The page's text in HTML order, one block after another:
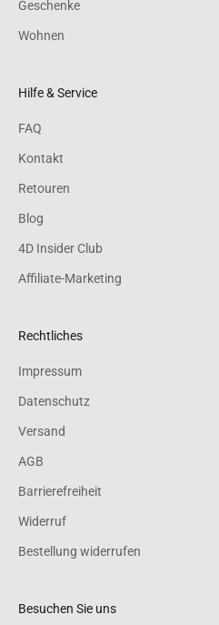
Geschenke
Wohnen
Hilfe & Service
FAQ
Kontakt
Retouren
Blog
4D Insider Club
Affiliate-Marketing
Rechtliches
Impressum
Datenschutz
Versand
AGB
Barrierefreiheit
Widerruf
Bestellung widerrufen
Besuchen Sie uns